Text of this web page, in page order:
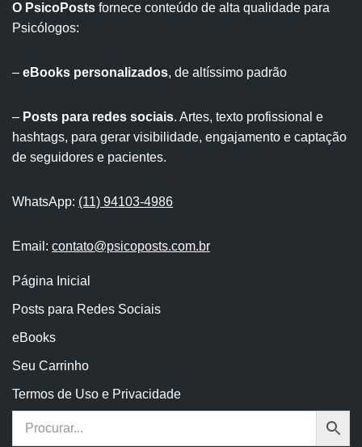
O PsicoPosts fornece conteúdo de alta qualidade para
Psicólogos:
– eBooks personalizados, de altíssimo padrão
– Posts para redes sociais. Artes, texto profissional e
hashtags, para gerar visibilidade, engajamento e captação
de seguidores e pacientes.
WhatsApp: (11) 94103-4986
Email: contato@psicoposts.com.br
Página Inicial
Posts para Redes Sociais
eBooks
Seu Carrinho
Termos de Uso e Privacidade